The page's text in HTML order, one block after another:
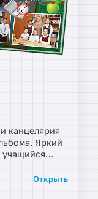
канцелярия
Яркий
Открыть